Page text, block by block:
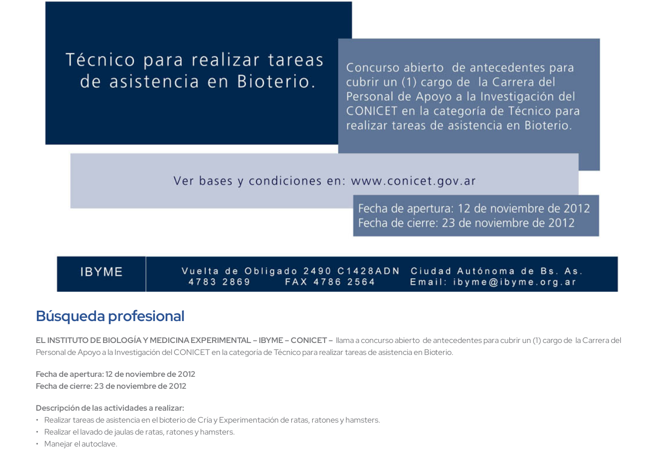
Búsqueda profesional
EL INSTITUTO DE BIOLOGÍA Y MEDICINA EXPERIMENTAL – IBYME – CONICET – llama a concurso abierto de antecedentes para cubrir un (1) cargo de la Carrera del
Personal de Apoyo a la Investigación del CONICET en la categoría de Técnico para realizar tareas de asistencia en Bioterio.
Fecha de apertura: 12 de noviembre de 2012
Fecha de cierre: 23 de noviembre de 2012
Descripción de las actividades a realizar:
• Realizar tareas de asistencia en el bioterio de Cría y Experimentación de ratas, ratones y hamsters.
• Realizar el lavado de jaulas de ratas, ratones y hamsters.
• Manejar el autoclave.